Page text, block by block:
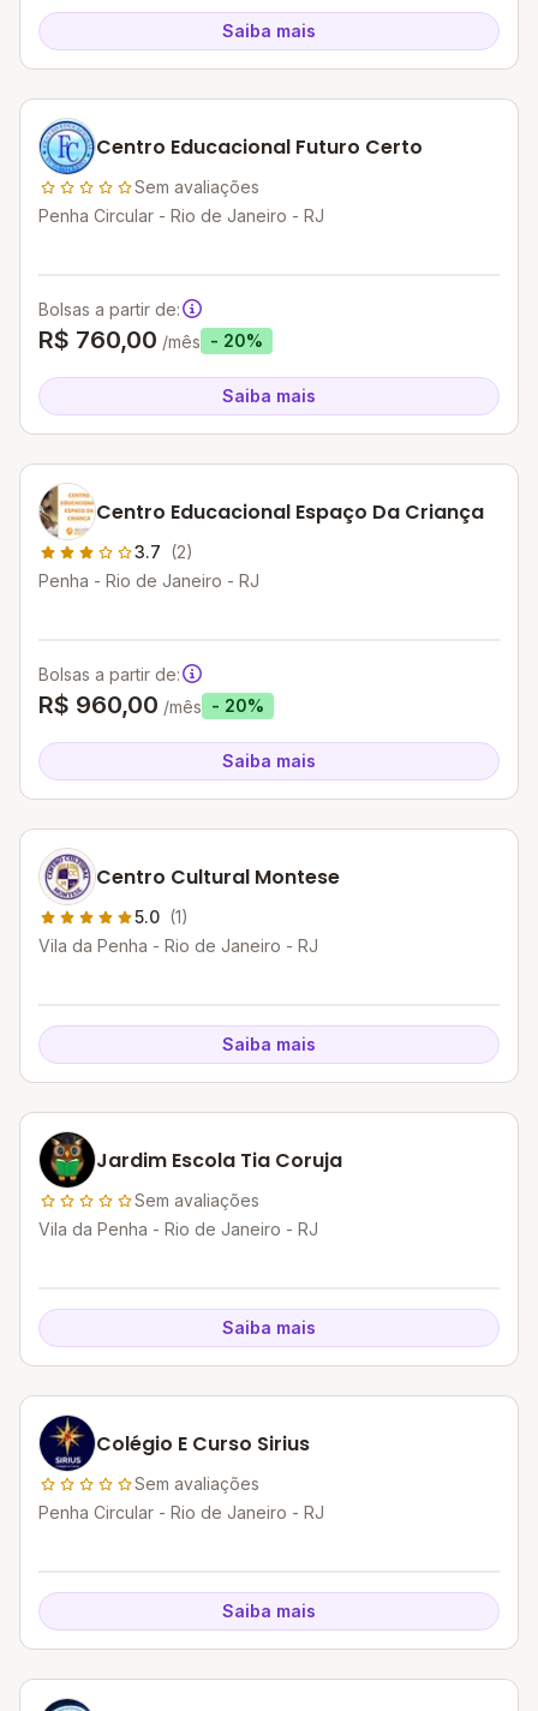
Saiba mais
Centro Educacional Futuro Certo
Sem avaliações
Penha Circular - Rio de Janeiro - RJ
Bolsas a partir de:
R$ 760,00 /mês - 20%
Saiba mais
Centro Educacional Espaço Da Criança
3.7 (2)
Penha - Rio de Janeiro - RJ
Bolsas a partir de:
R$ 960,00 /mês - 20%
Saiba mais
Centro Cultural Montese
5.0 (1)
Vila da Penha - Rio de Janeiro - RJ
Saiba mais
Jardim Escola Tia Coruja
Sem avaliações
Vila da Penha - Rio de Janeiro - RJ
Saiba mais
Colégio E Curso Sirius
Sem avaliações
Penha Circular - Rio de Janeiro - RJ
Saiba mais